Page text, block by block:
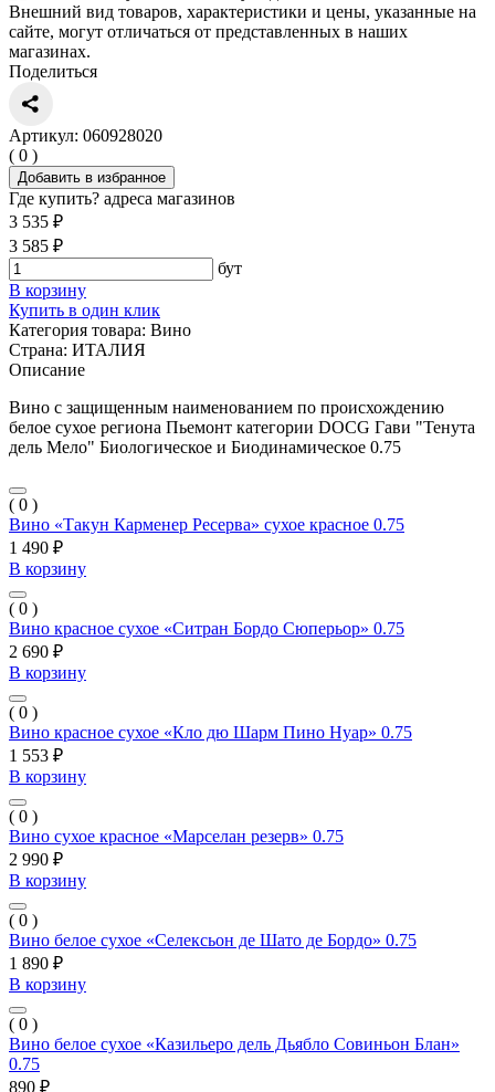
Внешний вид товаров, характеристики и цены, указанные на
сайте, могут отличаться от представленных в наших
магазинах.
Поделиться
Артикул: 060928020
( 0 )
Добавить в избранное
Где купить? адреса магазинов
3 535 ₽
3 585 ₽
бут
В корзину
Купить в один клик
Категория товара: Вино
Страна: ИТАЛИЯ
Описание
Вино с защищенным наименованием по происхождению
белое сухое региона Пьемонт категории DOCG Гави "Тенута
дель Мело" Биологическое и Биодинамическое 0.75
( 0 )
Вино «Такун Карменер Ресерва» сухое красное 0.75
1 490 ₽
В корзину
( 0 )
Вино красное сухое «Ситран Бордо Сюперьор» 0.75
2 690 ₽
В корзину
( 0 )
Вино красное сухое «Кло дю Шарм Пино Нуар» 0.75
1 553 ₽
В корзину
( 0 )
Вино сухое красное «Марселан резерв» 0.75
2 990 ₽
В корзину
( 0 )
Вино белое сухое «Селексьон де Шато де Бордо» 0.75
1 890 ₽
В корзину
( 0 )
Вино белое сухое «Казильеро дель Дьябло Совиньон Блан»
0.75
890 ₽